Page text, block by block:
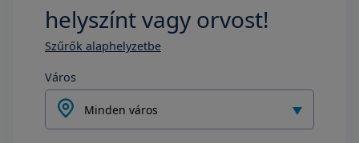
helyszínt vagy orvost!
Szűrők alaphelyzetbe
Város
Minden város